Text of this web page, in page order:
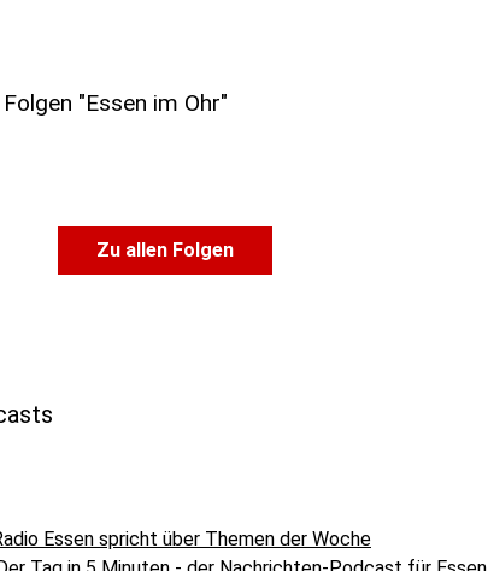
"Essen im Ohr"
Zu allen Folgen
Essen spricht über Themen der Woche